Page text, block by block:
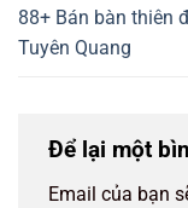
88+ Bán bàn thiên
Tuyên Quang
Để lại một
Email của bạn